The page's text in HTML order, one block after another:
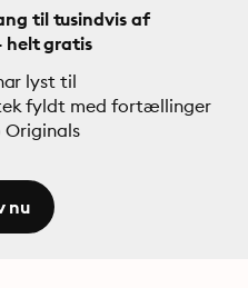
til tusindvis af
helt gratis
lyst til
fyldt med fortællinger
Originals
nu